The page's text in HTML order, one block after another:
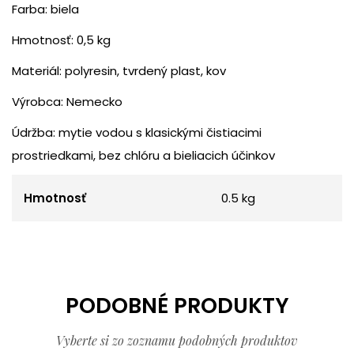
Farba: biela
Hmotnosť: 0,5 kg
Materiál: polyresin, tvrdený plast, kov
Výrobca: Nemecko
Údržba: mytie vodou s klasickými čistiacimi
prostriedkami, bez chlóru a bieliacich účinkov
Hmotnosť 0.5 kg
PODOBNÉ PRODUKTY
Vyberte si zo zoznamu podobných produktov